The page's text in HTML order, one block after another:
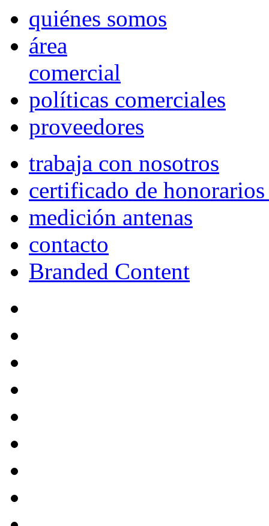
quiénes somos
área
comercial
políticas comerciales
proveedores
trabaja con nosotros
certificado de
medición antenas
contacto
Branded Content